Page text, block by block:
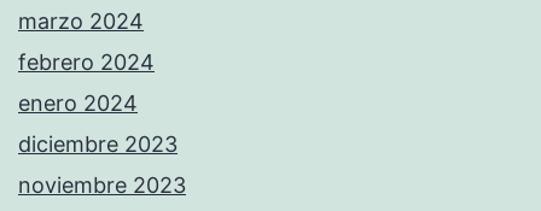
marzo 2024
febrero 2024
enero 2024
diciembre 2023
noviembre 2023